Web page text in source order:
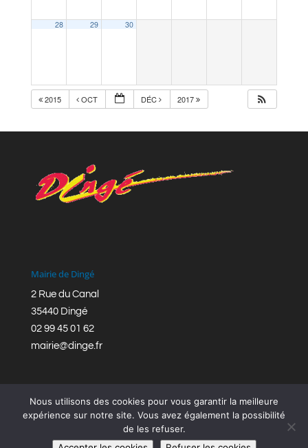
28 29 30
2015 OCT DÉC 2017
Mairie de Dingé
2 Rue du Canal
35440 Dingé
02 99 45 01 62
mairie@dinge.fr
Réalisation © Mairie de Dingé,Bretagne Romantique
Nous utilisons des cookies pour vous garantir la meilleure
expérience sur notre site. Vous avez également la possibilité
de les refuser.